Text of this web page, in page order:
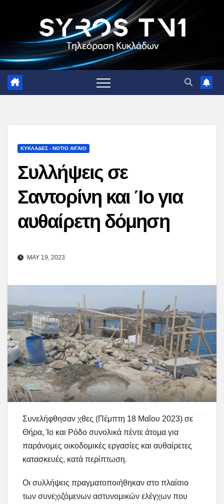
ΚΥΚΛΑΔΕΣ - ΝΟΤΙΟ ΑΙΓΑΙΟ
Συλλήψεις σε
Σαντορίνη και Ίο για
αυθαίρετη δόμηση
MAY 19, 2023
Συνελήφθησαν χθες (Πέμπτη 18 Μαΐου 2023) σε
Θήρα, Ίο και Ρόδο συνολικά πέντε άτομα για
παράνομες οικοδομικές εργασίες και αυθαίρετες
κατασκευές, κατά περίπτωση.
Οι συλλήψεις πραγματοποιήθηκαν στο πλαίσιο
των συνεχιζόμενων αστυνομικών ελέγχων που